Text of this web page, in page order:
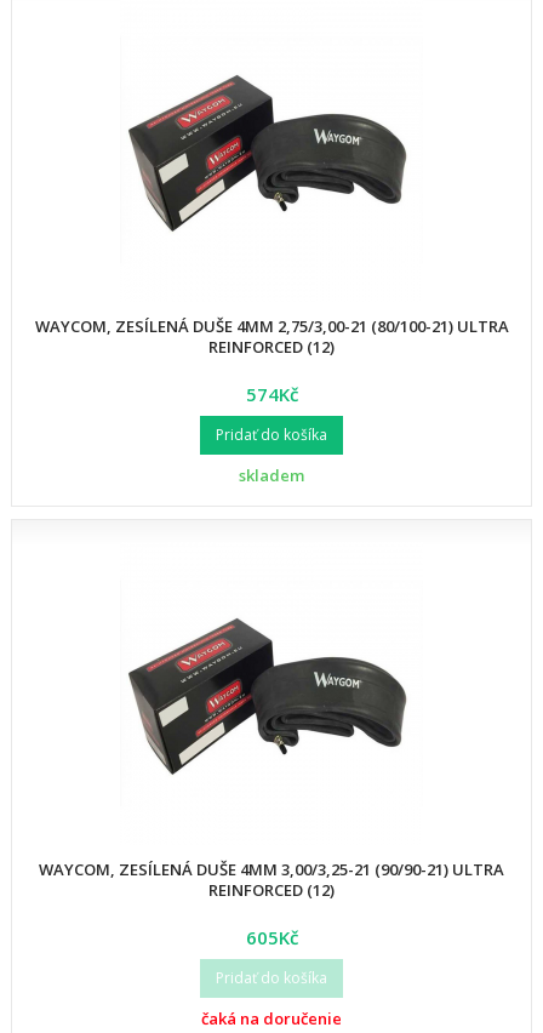
WAYCOM, ZESÍLENÁ DUŠE 4MM 2,75/3,00-21 (80/100-21) ULTRA
REINFORCED (12)
574Kč
Pridať do košíka
skladem
WAYCOM, ZESÍLENÁ DUŠE 4MM 3,00/3,25-21 (90/90-21) ULTRA
REINFORCED (12)
605Kč
Pridať do košíka
čaká na doručenie